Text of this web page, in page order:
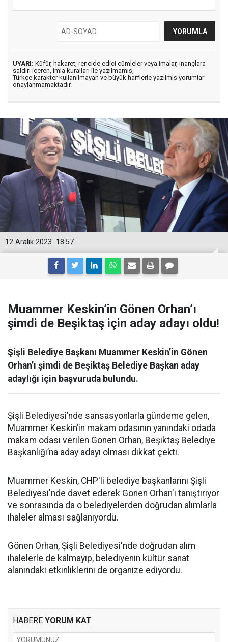
UYARI: Küfür, hakaret, rencide edici cümleler veya imalar, inançlara
saldırı içeren, imla kuralları ile yazılmamış,
Türkçe karakter kullanılmayan ve büyük harflerle yazılmış yorumlar
onaylanmamaktadır.
18:57
12 Aralık 2023
Muammer Keskin’in Gönen Orhan’ı
şimdi de Beşiktaş için aday adayı oldu!
Şişli Belediye Başkanı Muammer Keskin’in Gönen
Orhan’ı şimdi de Beşiktaş Belediye Başkan aday
adaylığı için başvuruda bulundu.
Şişli Belediyesi’nde sansasyonlarla gündeme gelen,
Muammer Keskin’in makam odasının yanındaki odada
makam odası verilen Gönen Orhan, Beşiktaş Belediye
Başkanlığı’na aday adayı olması dikkat çekti.
Muammer Keskin, CHP'li belediye başkanlarını Şişli
Belediyesi'nde davet ederek Gönen Orhan'ı tanıştırıyor
ve sonrasında da o belediyelerden doğrudan alımlarla
ihaleler alması sağlanıyordu.
Gönen Orhan, Şişli Belediyesi'nde doğrudan alım
ihalelerle de kalmayıp, belediyenin kültür sanat
alanındaki etkinliklerini de organize ediyordu.
HABERE YORUM KAT